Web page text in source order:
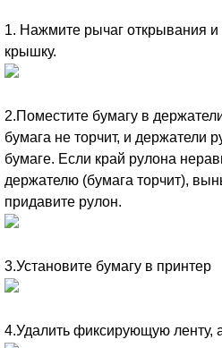
1. Нажмите рычаг открывания
крышку.
2.Поместите бумагу в
бумага не торчит, и держатели
бумаге. Если край рулона
держателю (бумага торчит),
придавите рулон.
3.Установите бумагу в принтер
4.Удалить фиксирующую ленту,